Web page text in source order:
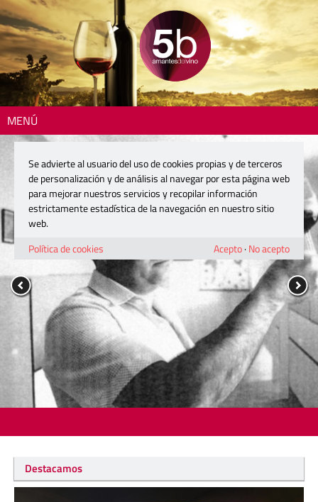
MENÚ
Destacamos
Se advierte al usuario del uso de cookies propias y de terceros
de personalización y de análisis al navegar por esta página web
para mejorar nuestros servicios y recopilar información
estrictamente estadística de la navegación en nuestro sitio
web.
Política de cookies
Acepto· No acepto